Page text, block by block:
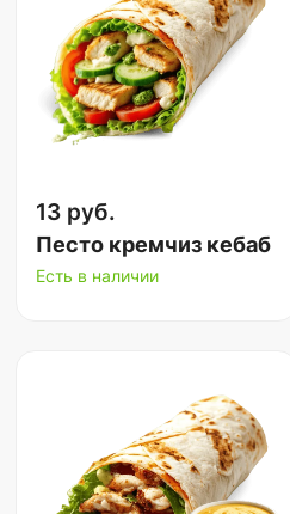
13 руб.
Песто кремчиз кебаб
Есть в наличии